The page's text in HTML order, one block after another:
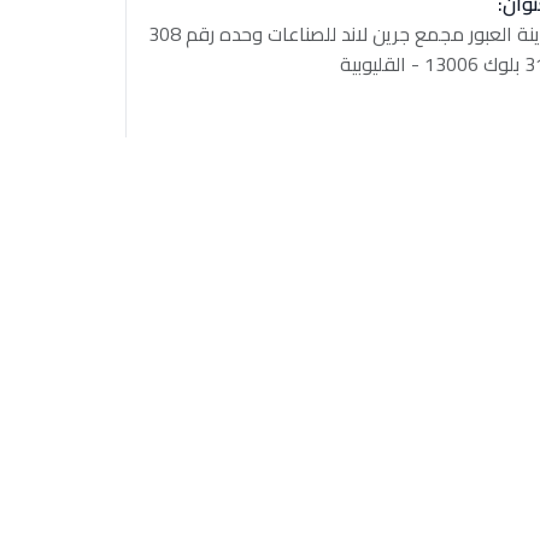
مدينة العبور مجمع جرين لاند للصناعات وحده رقم 308